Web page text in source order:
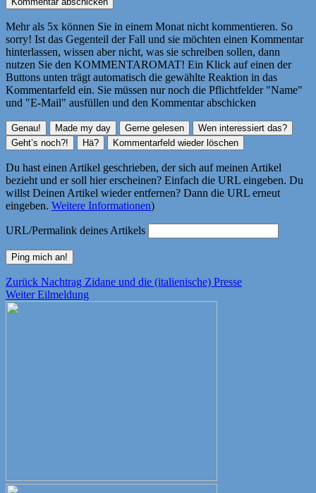
Mehr als 5x können Sie in einem Monat nicht kommentieren. So
sorry! Ist das Gegenteil der Fall und sie möchten einen Kommentar
hinterlassen, wissen aber nicht, was sie schreiben sollen, dann
nutzen Sie den KOMMENTAROMAT! Ein Klick auf einen der
Buttons unten trägt automatisch die gewählte Reaktion in das
Kommentarfeld ein. Sie müssen nur noch die Pflichtfelder "Name"
und "E-Mail" ausfüllen und den Kommentar abschicken
Du hast einen Artikel geschrieben, der sich auf meinen Artikel
bezieht und er soll hier erscheinen? Einfach die URL eingeben. Du
willst Deinen Artikel wieder entfernen? Dann die URL erneut
eingeben. Weitere Informationen)
URL/Permalink deines Artikels
Beitragsnavigation
Zurück Vorheriger
Beitrag:
Nachtrag Zidane und die (italienische) Presse
Weiter Nächster
Eilmeldung